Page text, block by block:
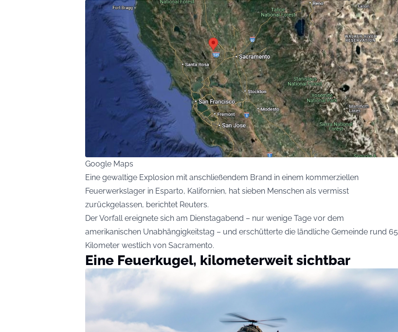
Google Maps
Eine gewaltige Explosion mit anschließendem Brand in einem kommerziellen
Feuerwerkslager in Esparto, Kalifornien, hat sieben Menschen als vermisst
zurückgelassen, berichtet Reuters.
Der Vorfall ereignete sich am Dienstagabend – nur wenige Tage vor dem
amerikanischen Unabhängigkeitstag – und erschütterte die ländliche Gemeinde rund 65
Kilometer westlich von Sacramento.
Eine Feuerkugel, kilometerweit sichtbar